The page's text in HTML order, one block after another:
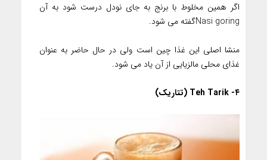
اگر همین مخلوط با برنج به جای نودل درست شود به آن
Nasi goringگفته می شود.
منشا اصلی این غذا چین است ولی در حال حاضر به عنوان
غذای محلی مالزیایی از آن یاد می شود.
۴- Teh Tarik (تتاریک)